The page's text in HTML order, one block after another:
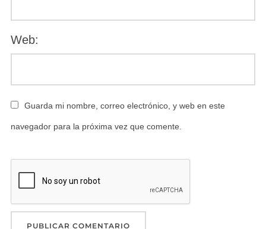
Web:
Guarda mi nombre, correo electrónico, y web en este
navegador para la próxima vez que comente.